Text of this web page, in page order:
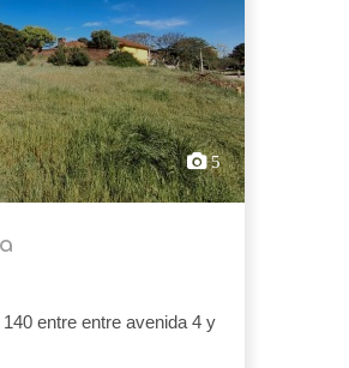
5
entre entre avenida 4 y